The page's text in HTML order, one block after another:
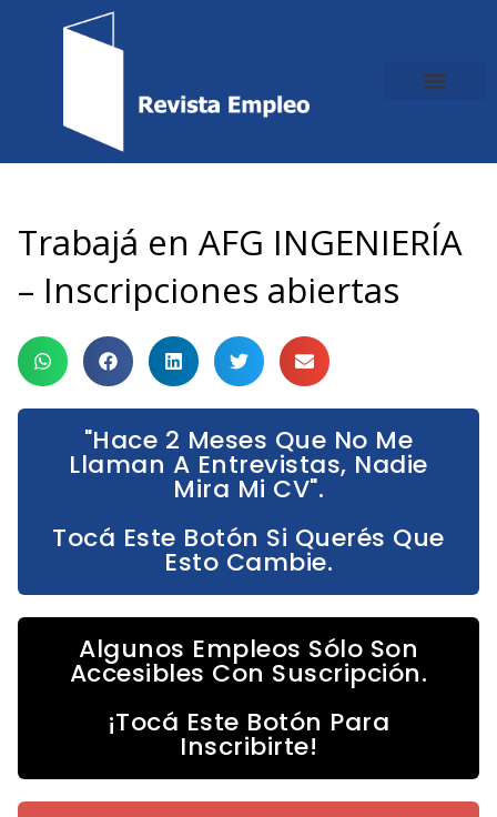
Trabajá en AFG INGENIERÍA
– Inscripciones abiertas
"Hace 2 Meses Que No Me
Llaman A Entrevistas, Nadie
Mira Mi CV".
Tocá Este Botón Si Querés Que
Esto Cambie.
Algunos Empleos Sólo Son
Accesibles Con Suscripción.
¡Tocá Este Botón Para
Inscribirte!